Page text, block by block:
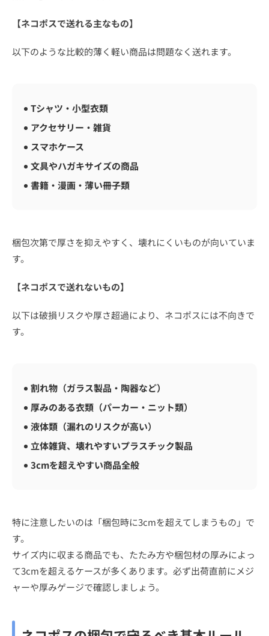
【ネコポスで送れる主なもの】
以下のような比較的薄く軽い商品は問題なく送れます。
Tシャツ・小型衣類
アクセサリー・雑貨
スマホケース
文具やハガキサイズの商品
書籍・漫画・薄い冊子類
梱包次第で厚さを抑えやすく、壊れにくいものが向いていま
す。
【ネコポスで送れないもの】
以下は破損リスクや厚さ超過により、ネコポスには不向きで
す。
割れ物（ガラス製品・陶器など）
厚みのある衣類（パーカー・ニット類）
液体類（漏れのリスクが高い）
立体雑貨、壊れやすいプラスチック製品
3cmを超えやすい商品全般
特に注意したいのは「梱包時に3cmを超えてしまうもの」で
す。
サイズ内に収まる商品でも、たたみ方や梱包材の厚みによっ
て3cmを超えるケースが多くあります。必ず出荷直前にメジ
ャーや厚みゲージで確認しましょう。